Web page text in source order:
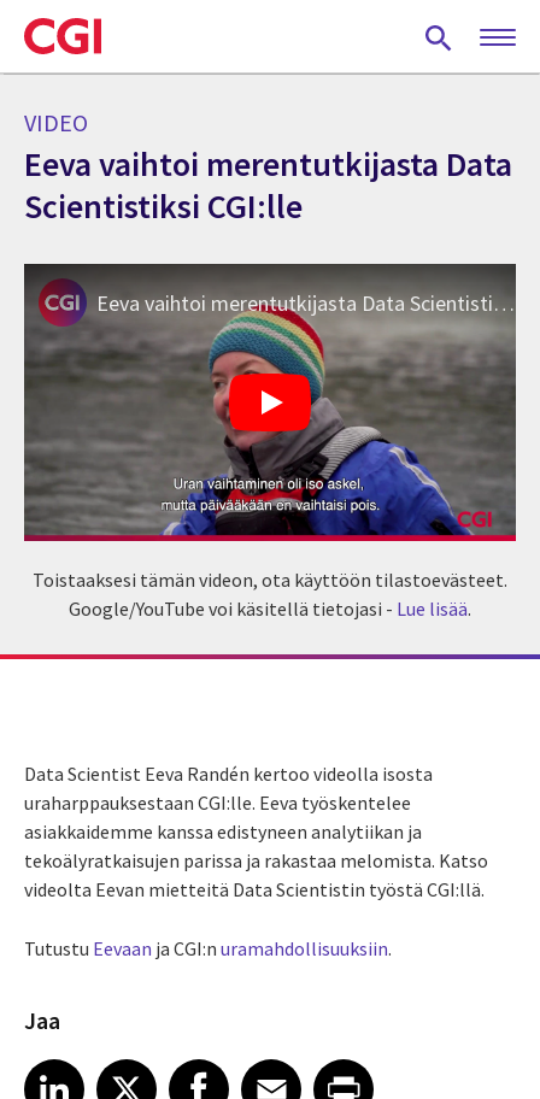
Skip
to
main
VIDEO
Eeva vaihtoi merentutkijasta Data
Scientistiksi CGI:lle
Eeva vaihtoi merentutkijasta Data Scientistiksi CGI:lle
Toistaaksesi tämän videon, ota käyttöön tilastoevästeet.
Google/YouTube voi käsitellä tietojasi - Lue lisää.
Data Scientist Eeva Randén kertoo videolla isosta
uraharppauksestaan CGI:lle. Eeva työskentelee
asiakkaidemme kanssa edistyneen analytiikan ja
tekoälyratkaisujen parissa ja rakastaa melomista. Katso
videolta Eevan mietteitä Data Scientistin työstä CGI:llä.
Tutustu Eevaan ja CGI:n uramahdollisuuksiin.
Jaa
Share article on LinkedIn
LinkedIn
Share article on XShare article on Facebook
Facebook
Share article on Email
EmailShare article on Print